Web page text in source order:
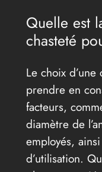
Quelle est
chasteté
Le choix
prendre en
facteurs,
diamètre de
employés,
d’utilisation.